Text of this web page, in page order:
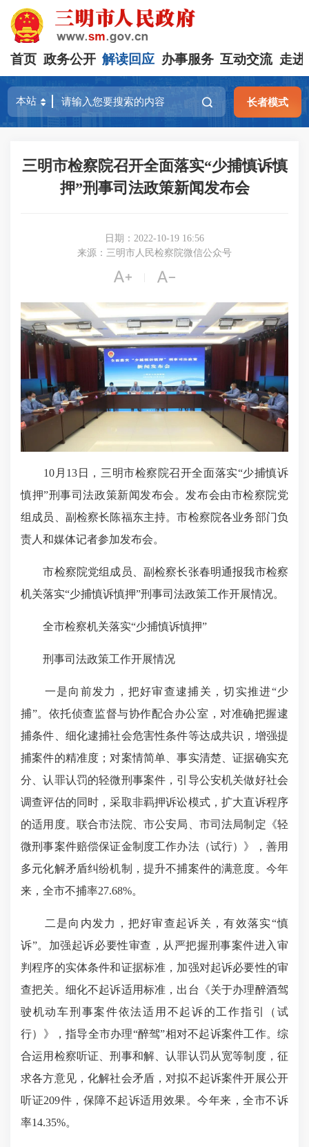
首页 政务公开 解读回应 办事服务 互动交流 走进
长者模式
三明市检察院召开全面落实“少捕慎诉慎
押”刑事司法政策新闻发布会
日期：2022-10-19 16:56
来源：三明市人民检察院微信公众号
 
10月13日，三明市检察院召开全面落实“少捕慎诉
慎押”刑事司法政策新闻发布会。发布会由市检察院党
组成员、副检察长陈福东主持。市检察院各业务部门负
责人和媒体记者参加发布会。
市检察院党组成员、副检察长张春明通报我市检察
机关落实“少捕慎诉慎押”刑事司法政策工作开展情况。
全市检察机关落实“少捕慎诉慎押”
刑事司法政策工作开展情况
一是向前发力，把好审查逮捕关，切实推进“少
捕”。依托侦查监督与协作配合办公室，对准确把握逮
捕条件、细化逮捕社会危害性条件等达成共识，增强提
捕案件的精准度；对案情简单、事实清楚、证据确实充
分、认罪认罚的轻微刑事案件，引导公安机关做好社会
调查评估的同时，采取非羁押诉讼模式，扩大直诉程序
的适用度。联合市法院、市公安局、市司法局制定《轻
微刑事案件赔偿保证金制度工作办法（试行）》，善用
多元化解矛盾纠纷机制，提升不捕案件的满意度。今年
来，全市不捕率27.68%。
二是向内发力，把好审查起诉关，有效落实“慎
诉”。加强起诉必要性审查，从严把握刑事案件进入审
判程序的实体条件和证据标准，加强对起诉必要性的审
查把关。细化不起诉适用标准，出台《关于办理醉酒驾
驶机动车刑事案件依法适用不起诉的工作指引（试
行）》，指导全市办理“醉驾”相对不起诉案件工作。综
合运用检察听证、刑事和解、认罪认罚从宽等制度，征
求各方意见，化解社会矛盾，对拟不起诉案件开展公开
听证209件，保障不起诉适用效果。今年来，全市不诉
率14.35%。